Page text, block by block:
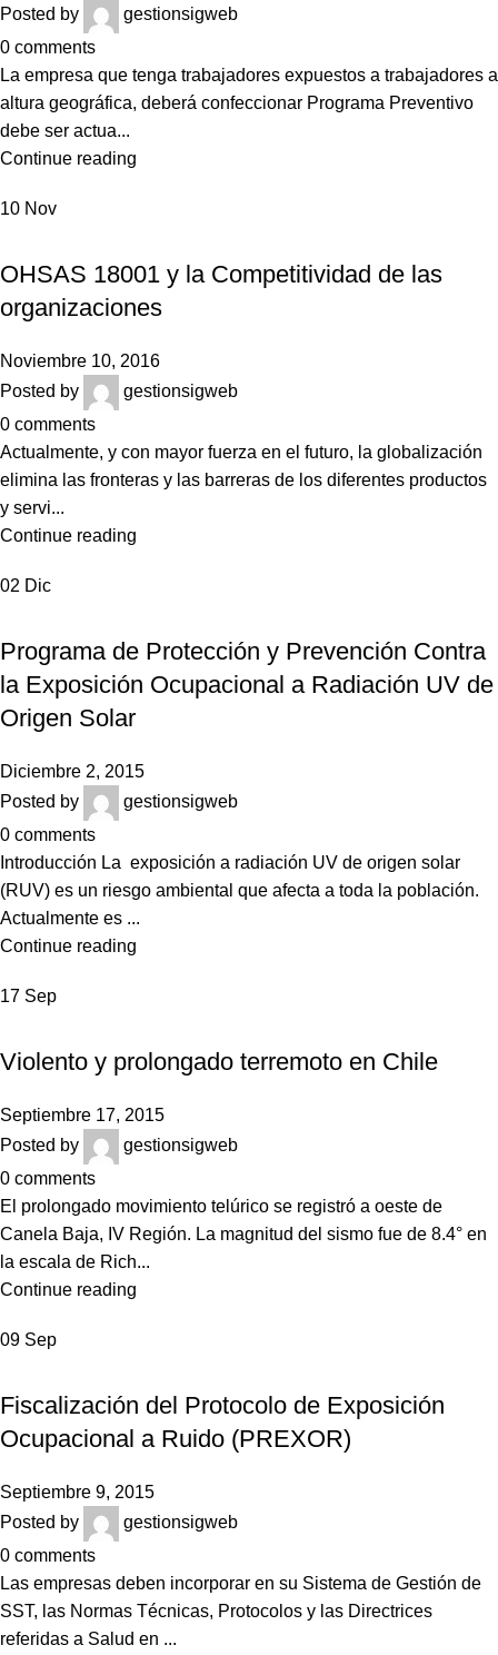
Posted by
gestionsigweb
0 comments
La empresa que tenga trabajadores expuestos a trabajadores a
altura geográfica, deberá confeccionar Programa Preventivo
debe ser actua...
Continue reading
10 Nov
OHSAS 18001 y la Competitividad de las
organizaciones
Noviembre 10, 2016
Posted by
gestionsigweb
0 comments
Actualmente, y con mayor fuerza en el futuro, la globalización
elimina las fronteras y las barreras de los diferentes productos
y servi...
Continue reading
02 Dic
Programa de Protección y Prevención Contra
la Exposición Ocupacional a Radiación UV de
Origen Solar
Diciembre 2, 2015
Posted by
gestionsigweb
0 comments
Introducción La exposición a radiación UV de origen solar
(RUV) es un riesgo ambiental que afecta a toda la población.
Actualmente es ...
Continue reading
17 Sep
Violento y prolongado terremoto en Chile
Septiembre 17, 2015
Posted by
gestionsigweb
0 comments
El prolongado movimiento telúrico se registró a oeste de
Canela Baja, IV Región. La magnitud del sismo fue de 8.4° en
la escala de Rich...
Continue reading
09 Sep
Fiscalización del Protocolo de Exposición
Ocupacional a Ruido (PREXOR)
Septiembre 9, 2015
Posted by
gestionsigweb
0 comments
Las empresas deben incorporar en su Sistema de Gestión de
SST, las Normas Técnicas, Protocolos y las Directrices
referidas a Salud en ...